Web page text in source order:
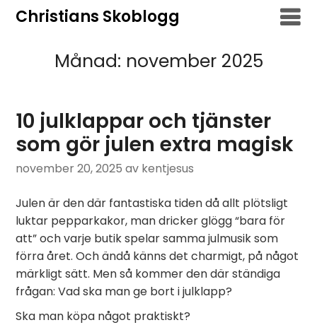
HoppaChristians Skoblogg
Månad: november 2025
10 julklappar och tjänster
som gör julen extra magisk
november 20, 2025 av kentjesus
Julen är den där fantastiska tiden då allt plötsligt
luktar pepparkakor, man dricker glögg “bara för
att” och varje butik spelar samma julmusik som
förra året. Och ändå känns det charmigt, på något
märkligt sätt. Men så kommer den där ständiga
frågan: Vad ska man ge bort i julklapp?
Ska man köpa något praktiskt?